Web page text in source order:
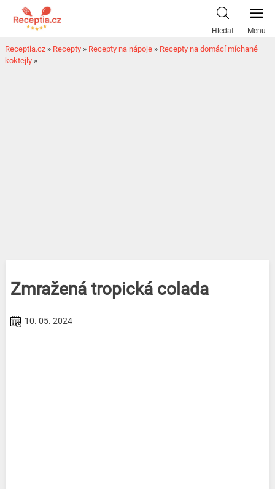
Hledat Menu
Receptia.cz » Recepty » Recepty na nápoje » Recepty na domácí míchané
koktejly »
Zmražená tropická colada
10. 05. 2024